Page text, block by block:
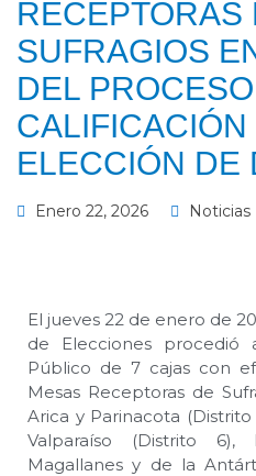
RECEPTORAS
SUFRAGIOS
DEL
CALIFICACIÓN
ELECCIÓN DE
Enero 22, 2026 Noticias
El jueves 22 de enero de
de Elecciones procedió
Público de 7 cajas con
Mesas Receptoras de
Arica y Parinacota
Valparaíso (Distrito
Magallanes y de la